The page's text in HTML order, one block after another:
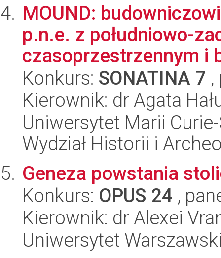
MOUND:
p.n.e. z południowo-
czasoprzestrzennym i
Konkurs: SONATINA 7
Kierownik: dr Agata
Uniwersytet Marii
Wydział Historii i
Geneza powstania
Konkurs: OPUS 24 ,
Kierownik: dr Alexei
Uniwersytet